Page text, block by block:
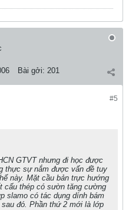
Bài gởi: 201
#5
GTVT nhưng đi học được
thực sự nắm được vấn đề tuy
này. Mặt cầu bản trực hướng
cấu thép có sườn tăng cường
slamo có tác dụng dính bám
đó. Phần thứ 2 mới là lớp